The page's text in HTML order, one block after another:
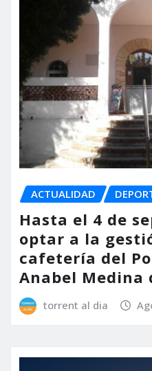
ACTUALIDAD
Hasta el 4 de
optar a la
cafetería del
Anabel Medina
torrent al dia